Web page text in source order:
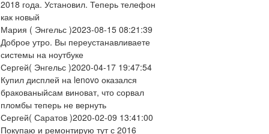
2018 года. Установил. Теперь телефон
как новый
Мария ( Энгельс )2023-08-15 08:21:39
Доброе утро. Вы переустанавливаете
системы на ноутбуке
Сергей( Энгельс )2020-04-17 19:47:54
Купил дисплей на lenovo оказался
бракованыйсам виноват, что сорвал
пломбы теперь не вернуть
Сергей( Саратов )2020-02-09 13:41:00
Покупаю и ремонтирую тут с 2016